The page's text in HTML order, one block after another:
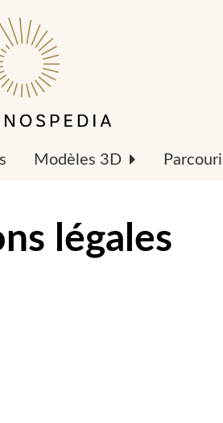
Modèles 3D
légales